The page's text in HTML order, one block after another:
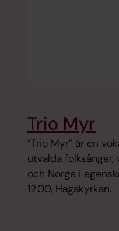
Trio Myr
”Trio Myr” är en
utvalda folksånger,
och Norge i
12.00, Hagakyrkan.